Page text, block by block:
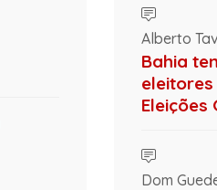
Alberto
Bahia
Eleições
Dom